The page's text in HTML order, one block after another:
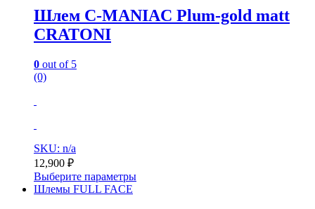
Шлем C-MANIAC Plum-gold matt
CRATONI
0 out of 5
(0)
SKU: n/a
12,900 ₽
Выберите параметры
Шлемы FULL FACE